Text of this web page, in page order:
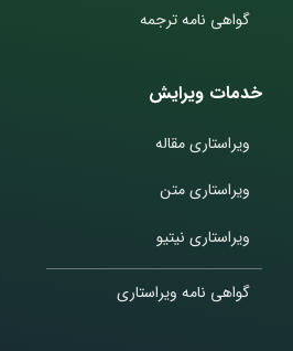
گواهی نامه ترجمه
خدمات ویرایش
ویراستاری مقاله
ویراستاری متن
ویراستاری نیتیو
گواهی نامه ویراستاری